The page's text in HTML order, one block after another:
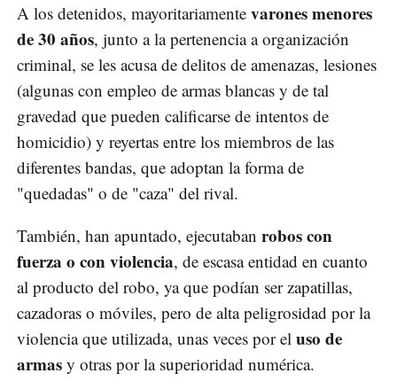
A los detenidos, mayoritariamente varones menores
de 30 años, junto a la pertenencia a organización
criminal, se les acusa de delitos de amenazas, lesiones
(algunas con empleo de armas blancas y de tal
gravedad que pueden calificarse de intentos de
homicidio) y reyertas entre los miembros de las
diferentes bandas, que adoptan la forma de
"quedadas" o de "caza" del rival.
También, han apuntado, ejecutaban robos con
fuerza o con violencia, de escasa entidad en cuanto
al producto del robo, ya que podían ser zapatillas,
cazadoras o móviles, pero de alta peligrosidad por la
violencia que utilizada, unas veces por el uso de
armas y otras por la superioridad numérica.